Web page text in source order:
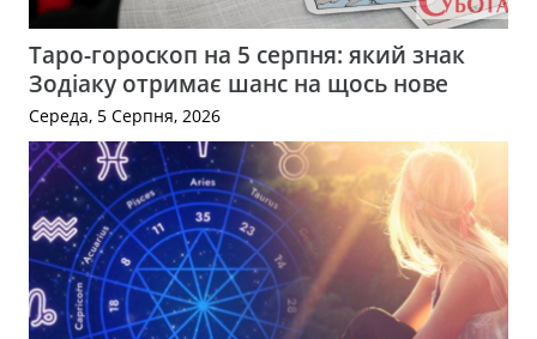
Таро-гороскоп на 5 серпня: який знак
Зодіаку отримає шанс на щось нове
Середа, 5 Серпня, 2026